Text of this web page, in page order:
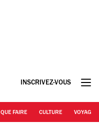
INSCRIVEZ-VOUS
QUE FAIRE CULTURE VOYAGE